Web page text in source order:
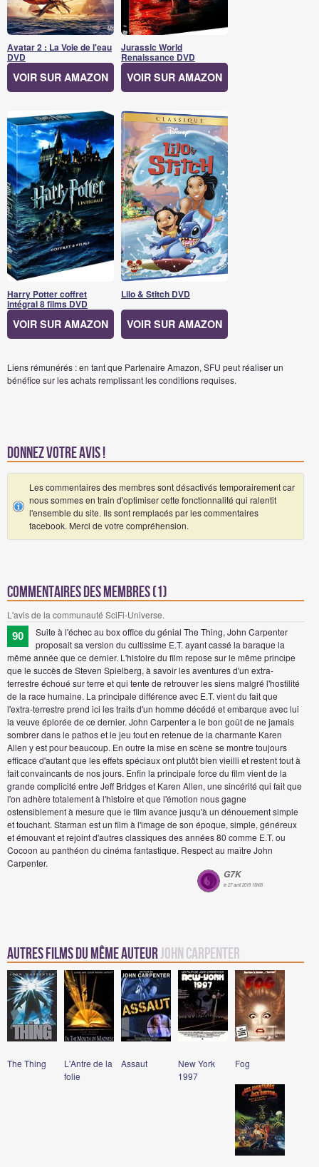
Avatar 2 : La Voie de l'eau
DVD
VOIR SUR AMAZON
Jurassic World
Renaissance DVD
VOIR SUR AMAZON
Harry Potter coffret
intégral 8 films DVD
VOIR SUR AMAZON
Lilo & Stitch DVD
VOIR SUR AMAZON
Liens rémunérés : en tant que Partenaire Amazon, SFU peut réaliser un
bénéfice sur les achats remplissant les conditions requises.
Donnez votre avis !
Les commentaires des membres sont désactivés temporairement car
nous sommes en train d'optimiser cette fonctionnalité qui ralentit
l'ensemble du site. Ils sont remplacés par les commentaires
facebook. Merci de votre compréhension.
Commentaires des membres (1)
L'avis de la communauté SciFi-Universe.
90
Suite à l'échec au box office du génial The Thing, John Carpenter
proposait sa version du cultissime E.T. ayant cassé la baraque la
même année que ce dernier. L'histoire du film repose sur le même principe
que le succès de Steven Spielberg, à savoir les aventures d'un extra-
terrestre échoué sur terre et qui tente de retrouver les siens malgré l'hostilité
de la race humaine. La principale différence avec E.T. vient du fait que
l'extra-terrestre prend ici les traits d'un homme décédé et embarque avec lui
la veuve éplorée de ce dernier. John Carpenter a le bon goût de ne jamais
sombrer dans le pathos et le jeu tout en retenue de la charmante Karen
Allen y est pour beaucoup. En outre la mise en scène se montre toujours
efficace d'autant que les effets spéciaux ont plutôt bien vieilli et restent tout à
fait convaincants de nos jours. Enfin la principale force du film vient de la
grande complicité entre Jeff Bridges et Karen Allen, une sincérité qui fait que
l'on adhère totalement à l'histoire et que l'émotion nous gagne
ostensiblement à mesure que le film avance jusqu'à un dénouement simple
et touchant. Starman est un film à l'image de son époque, simple, généreux
et émouvant et rejoint d'autres classiques des années 80 comme E.T. ou
Cocoon au panthéon du cinéma fantastique. Respect au maître John
Carpenter.
G7K
le 27 avril 2019 15h05
Autres Films du même auteurJohn Carpenter
The Thing
L'Antre de la
folie
Assaut
New York
1997
Fog